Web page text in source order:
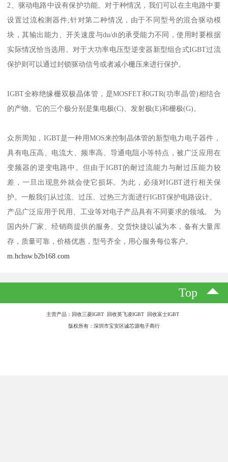
IGBT承受过电流的时间仅为几微秒，耐过小，因此使用IGBT首要注
意的是过流保护。那么该如何根据IGBT的驱动要求设计过流保护
IGBT的过流保护可分为两种情况：
1、驱动电路中无保护功能;
设置过流检测器件;针对第二种情况，由于不同型号的混合驱动模
块，其输出能力、开关速度与du/dt的承受能力不同，使用时要根据
实际情况恰当选用。对于大功率电压型逆变器新型组合式IGBT过流
保护则可以通过封锁驱动信号或者减小栅压来进行保护。